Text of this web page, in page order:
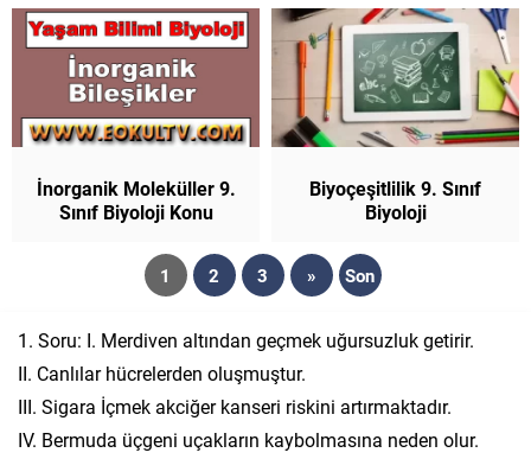
İnorganik Moleküller 9.
Sınıf Biyoloji Konu
Biyoçeşitlilik 9. Sınıf
Biyoloji
1 2 3 » Son
Soru: I. Merdiven altından geçmek uğursuzluk getirir.
II. Canlılar hücrelerden oluşmuştur.
III. Sigara İçmek akciğer kanseri riskini artırmaktadır.
IV. Bermuda üçgeni uçakların kaybolmasına neden olur.